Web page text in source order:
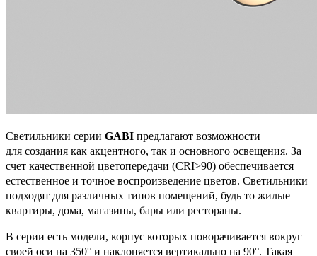
Светильники серии GABI предлагают возможности
для создания как акцентного, так и основного освещения. За
счет качественной цветопередачи (CRI>90) обеспечивается
естественное и точное воспроизведение цветов. Светильники
подходят для различных типов помещений, будь то жилые
квартиры, дома, магазины, бары или рестораны.
В серии есть модели, корпус которых поворачивается вокруг
своей оси на 350° и наклоняется вертикально на 90°. Такая